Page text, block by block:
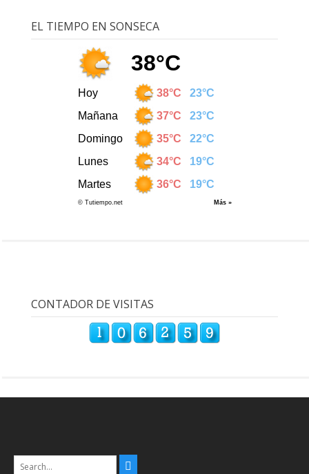
EL TIEMPO EN SONSECA
CONTADOR DE VISITAS